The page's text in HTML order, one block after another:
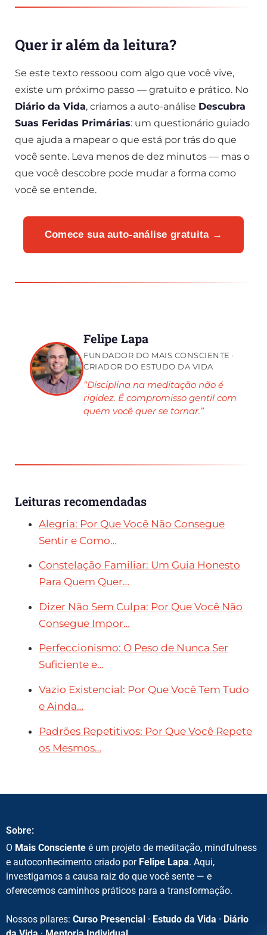
Quer ir além da leitura?
Se este texto ressoou com algo que você vive,
existe um próximo passo — gratuito e prático. No
Diário da Vida, criamos a auto-análise Descubra
Suas Feridas Primárias: um questionário guiado
que ajuda a mapear o que está por trás do que
você sente. Leva menos de dez minutos — mas o
que você descobre pode mudar a forma como
você se entende.
Comece sua auto-análise gratuita →
Felipe Lapa
FUNDADOR DO MAIS CONSCIENTE ·
CRIADOR DO ESTUDO DA VIDA
“Disciplina na meditação não é
rigidez. É compromisso gentil com
quem você quer se tornar.”
Leituras recomendadas
Alegria: Por Que Você Não Consegue
Sentir e Como…
Constelação Familiar: Um Guia Honesto
Para Quem Quer…
Dizer Não Sem Culpa: Por Que Você Não
Consegue Impor…
Perfeccionismo: O Peso de Nunca Ser
Suficiente e…
Vazio Existencial: Por Que Você Tem Tudo
e Ainda…
Padrões Repetitivos: Por Que Você Repete
os Mesmos…
Sobre:
O Mais Consciente é um projeto de meditação, mindfulness
e autoconhecimento criado por Felipe Lapa. Aqui,
investigamos a causa raiz do que você sente — e
oferecemos caminhos práticos para a transformação.
Nossos pilares: Curso Presencial · Estudo da Vida · Diário